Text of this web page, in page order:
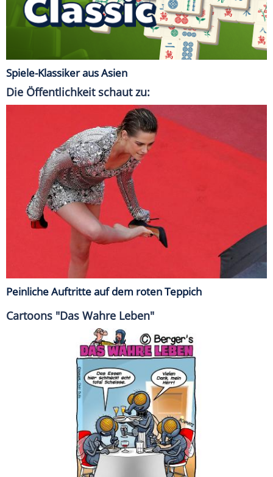
Spiele-Klassiker aus Asien
Die Öffentlichkeit schaut zu:
Peinliche Auftritte auf dem roten Teppich
Cartoons "Das Wahre Leben"